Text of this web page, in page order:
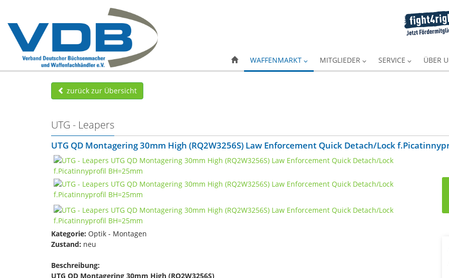
WAFFENMARKT MITGLIEDER SERVICE ÜBER
zurück zur Übersicht
UTG - Leapers
UTG QD Montagering 30mm High (RQ2W3256S) Law Enforcement Quick Detach/Lock
Kategorie: Optik - Montagen
Zustand: neu
Beschreibung:
UTG QD Montagering 30mm High (RQ2W3256S)